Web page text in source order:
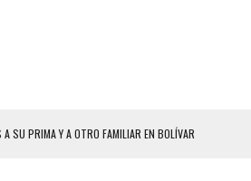
SU PRIMA Y A OTRO FAMILIAR EN BOLÍVAR